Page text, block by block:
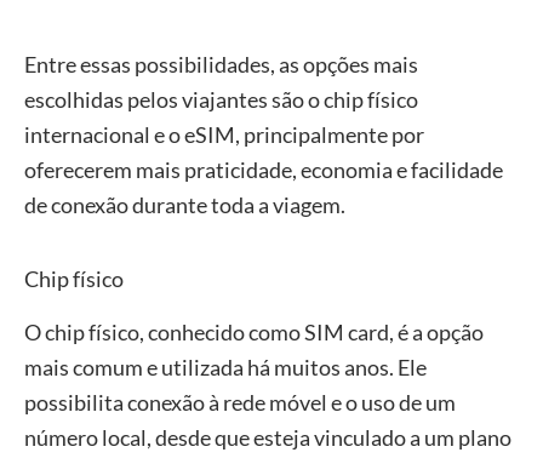
Entre essas possibilidades, as opções mais
escolhidas pelos viajantes são o chip físico
internacional e o eSIM, principalmente por
oferecerem mais praticidade, economia e facilidade
de conexão durante toda a viagem.
Chip físico
O chip físico, conhecido como SIM card, é a opção
mais comum e utilizada há muitos anos. Ele
possibilita conexão à rede móvel e o uso de um
número local, desde que esteja vinculado a um plano